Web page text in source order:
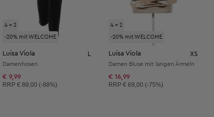
4 = 2
-20% mit WELCOME
Luisa Viola L
Damenhosen
€ 9,99
Unverbindliche Preisempfehlung:
RRP € 89,00 (-88%)
4 = 2
-20% mit WELCOME
Luisa Viola XS
Damen Bluse mit langen Ärmeln
€ 16,99
Unverbindliche Preisempfehlung:
RRP € 69,00 (-75%)